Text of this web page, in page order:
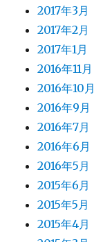
2017年3月
2017年2月
2017年1月
2016年11月
2016年10月
2016年9月
2016年7月
2016年6月
2016年5月
2015年6月
2015年5月
2015年4月